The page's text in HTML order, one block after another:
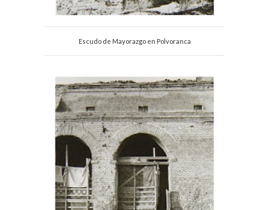
Escudo de Mayorazgo en Polvoranca